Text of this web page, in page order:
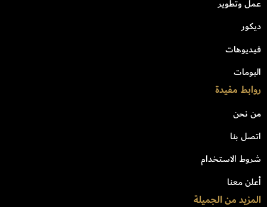
عمل وتطوير
ديكور
فيديوهات
البومات
روابط مفيدة
من نحن
اتصل بنا
شروط الاستخدام
أعلن معنا
المزيد من الجميلة